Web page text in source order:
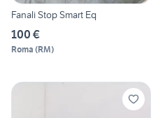
Fanali Stop Smart Eq
100 €
Roma (RM)